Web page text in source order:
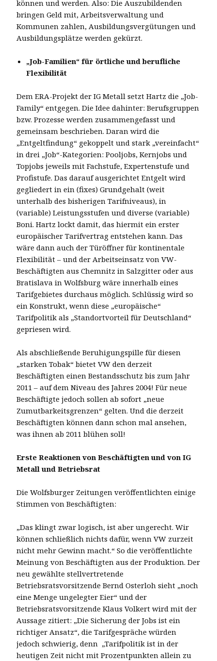
können und werden. Also: Die Auszubildenden
bringen Geld mit, Arbeitsverwaltung und
Kommunen zahlen, Ausbildungsvergütungen und
Ausbildungsplätze werden gekürzt.
„Job-Familien“ für örtliche und berufliche
Flexibilität
Dem ERA-Projekt der IG Metall setzt Hartz die „Job-
Family“ entgegen. Die Idee dahinter: Berufsgruppen
bzw. Prozesse werden zusammengefasst und
gemeinsam beschrieben. Daran wird die
„Entgeltfindung“ gekoppelt und stark „vereinfacht“
in drei „Job“-Kategorien: Pooljobs, Kernjobs und
Topjobs jeweils mit Fachstufe, Expertenstufe und
Profistufe. Das darauf ausgerichtet Entgelt wird
gegliedert in ein (fixes) Grundgehalt (weit
unterhalb des bisherigen Tarifniveaus), in
(variable) Leistungsstufen und diverse (variable)
Boni. Hartz lockt damit, das hiermit ein erster
europäischer Tarifvertrag entstehen kann. Das
wäre dann auch der Türöffner für kontinentale
Flexibilität – und der Arbeitseinsatz von VW-
Beschäftigten aus Chemnitz in Salzgitter oder aus
Bratislava in Wolfsburg wäre innerhalb eines
Tarifgebietes durchaus möglich. Schlüssig wird so
ein Konstrukt, wenn diese „europäische“
Tarifpolitik als „Standortvorteil für Deutschland“
gepriesen wird.
Als abschließende Beruhigungspille für diesen
„starken Tobak“ bietet VW den derzeit
Beschäftigten einen Bestandsschutz bis zum Jahr
2011 – auf dem Niveau des Jahres 2004! Für neue
Beschäftigte jedoch sollen ab sofort „neue
Zumutbarkeitsgrenzen“ gelten. Und die derzeit
Beschäftigten können dann schon mal ansehen,
was ihnen ab 2011 blühen soll!
Erste Reaktionen von Beschäftigten und von IG
Metall und Betriebsrat
Die Wolfsburger Zeitungen veröffentlichten einige
Stimmen von Beschäftigten:
„Das klingt zwar logisch, ist aber ungerecht. Wir
können schließlich nichts dafür, wenn VW zurzeit
nicht mehr Gewinn macht.“ So die veröffentlichte
Meinung von Beschäftigten aus der Produktion. Der
neu gewählte stellvertretende
Betriebsratsvorsitzende Bernd Osterloh sieht „noch
eine Menge ungelegter Eier“ und der
Betriebsratsvorsitzende Klaus Volkert wird mit der
Aussage zitiert: „Die Sicherung der Jobs ist ein
richtiger Ansatz“, die Tarifgespräche würden
jedoch schwierig, denn „Tarifpolitik ist in der
heutigen Zeit nicht mit Prozentpunkten allein zu